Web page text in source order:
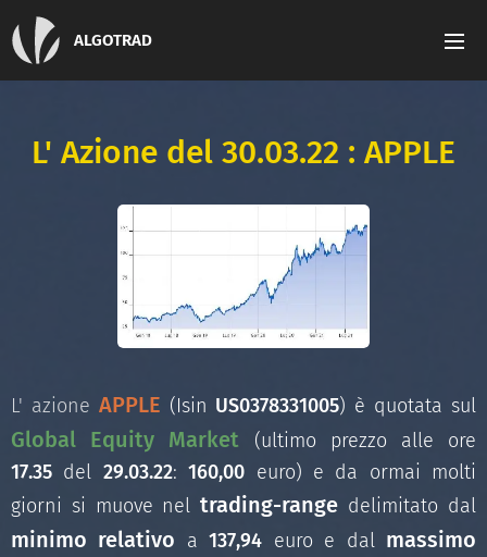
ALGOTRAD
L' Azione del 30.03.22 : APPLE
L' azione APPLE (Isin US0378331005) è quotata sul
Global Equity Market (ultimo prezzo alle ore
17.35 del 29.03.22:160,00 euro) e da ormai molti
giorni si muove neltrading-range delimitato dal
minimo relativo a137,94 euro e dal massimo